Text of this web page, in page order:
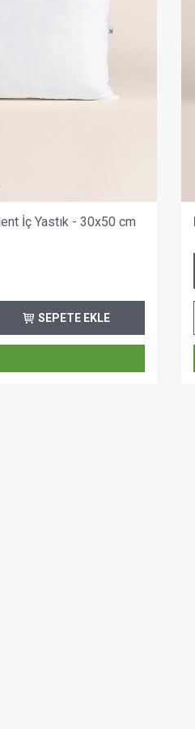
İç Yastık - 30x50 cm
SEPETE EKLE